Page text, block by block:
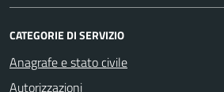
CATEGORIE DI SERVIZIO
Anagrafe e stato civile
Autorizzazioni